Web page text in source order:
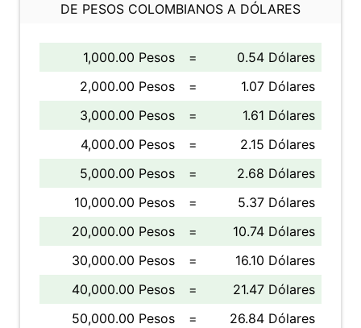
DE PESOS COLOMBIANOS A DÓLARES
1,000.00 Pesos =
0.54 Dólares
2,000.00 Pesos
=
1.07 Dólares
3,000.00 Pesos
=
1.61 Dólares
4,000.00 Pesos
=
2.15 Dólares
5,000.00 Pesos
=
2.68 Dólares
10,000.00 Pesos
=
5.37 Dólares
20,000.00 Pesos
=
10.74 Dólares
30,000.00 Pesos
=
16.10 Dólares
40,000.00 Pesos
=
21.47 Dólares
50,000.00 Pesos
= 26.84 Dólares